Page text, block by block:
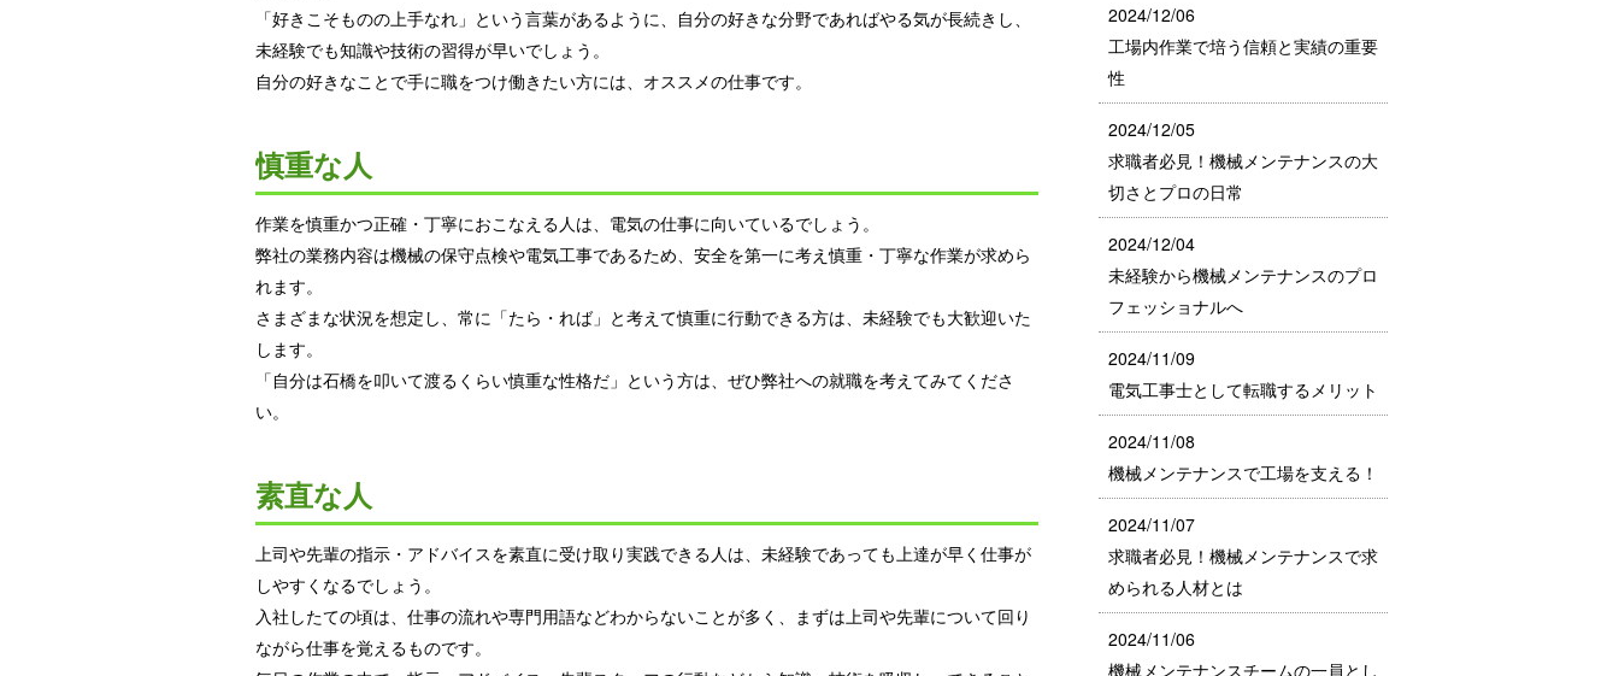
「好きこそものの上手なれ」という言葉があるように、自分の好きな分野であればやる気が長続きし、
未経験でも知識や技術の習得が早いでしょう。
自分の好きなことで手に職をつけ働きたい方には、オススメの仕事です。
慎重な人
作業を慎重かつ正確・丁寧におこなえる人は、電気の仕事に向いているでしょう。
弊社の業務内容は機械の保守点検や電気工事であるため、安全を第一に考え慎重・丁寧な作業が求めら
れます。
さまざまな状況を想定し、常に「たら・れば」と考えて慎重に行動できる方は、未経験でも大歓迎いた
します。
「自分は石橋を叩いて渡るくらい慎重な性格だ」という方は、ぜひ弊社への就職を考えてみてくださ
い。
素直な人
上司や先輩の指示・アドバイスを素直に受け取り実践できる人は、未経験であっても上達が早く仕事が
しやすくなるでしょう。
入社したての頃は、仕事の流れや専門用語などわからないことが多く、まずは上司や先輩について回り
ながら仕事を覚えるものです。
2024/12/06
工場内作業で培う信頼と実績の重要
性
2024/12/05
求職者必見！機械メンテナンスの大
切さとプロの日常
2024/12/04
未経験から機械メンテナンスのプロ
フェッショナルへ
2024/11/09
電気工事士として転職するメリット
2024/11/08
機械メンテナンスで工場を支える！
2024/11/07
求職者必見！機械メンテナンスで求
められる人材とは
2024/11/06
機械メンテナンスチームの一員とし